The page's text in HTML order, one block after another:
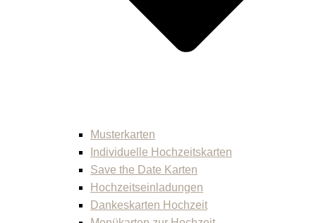
Musterkarten
Individuelle Hochzeitskarten
Save the Date Karten
Hochzeitseinladungen
Dankeskarten Hochzeit